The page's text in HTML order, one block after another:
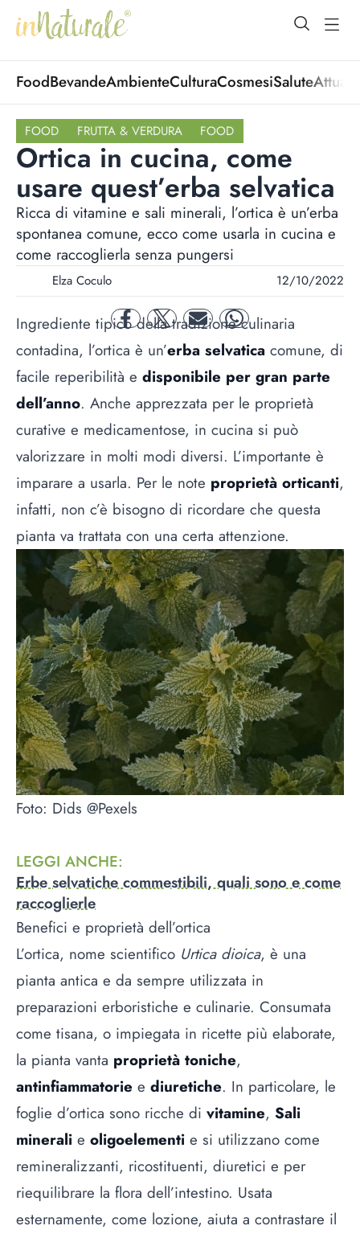
open
FoodBevandeAmbienteCulturaCosmesiSalute
FOOD FRUTTA & VERDURA FOOD
Ortica in cucina, come
usare quest’erba selvatica
Ricca di vitamine e sali minerali, l’ortica è un’erba
spontanea comune, ecco come usarla in cucina e
come raccoglierla senza pungersi
Elza Coculo 12/10/2022
facebooktwitter mail whatsapp
Ingrediente tipico della tradizione culinaria
contadina, l’ortica è un’erba selvatica comune, di
facile reperibilità e disponibile per gran parte
dell’anno. Anche apprezzata per le proprietà
curative e medicamentose, in cucina si può
valorizzare in molti modi diversi. L’importante è
imparare a usarla. Per le note proprietà orticanti,
infatti, non c’è bisogno di ricordare che questa
pianta va trattata con una certa attenzione.
Foto: Dids @Pexels
LEGGI ANCHE:
Erbe selvatiche commestibili, quali sono e come
raccoglierle
Benefici e proprietà dell’ortica
L’ortica, nome scientifico Urtica dioica, è una
pianta antica e da sempre utilizzata in
preparazioni erboristiche e culinarie. Consumata
come tisana, o impiegata in ricette più elaborate,
la pianta vanta proprietà toniche,
antinfiammatorie e diuretiche. In particolare, le
foglie d’ortica sono ricche di vitamine, Sali
minerali e oligoelementi e si utilizzano come
remineralizzanti, ricostituenti, diuretici e per
riequilibrare la flora dell’intestino. Usata
esternamente, come lozione, aiuta a contrastare il